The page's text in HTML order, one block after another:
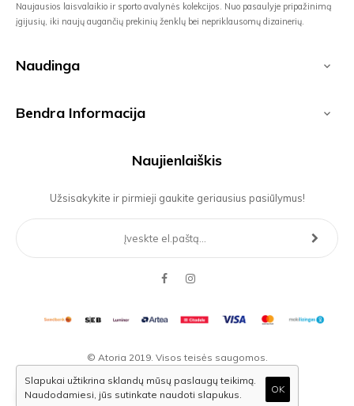
Naujausios laisvalaikio ir sporto avalynės kolekcijos. Nuo pasaulyje pripažinimą
įgijusių, iki naujų augančių prekinių ženklų bei nepriklausomų dizainerių.
Naudinga 
Bendra Informacija 
Naujienlaiškis
Užsisakykite ir pirmieji gaukite geriausius pasiūlymus!
Facebook
Slapukai užtikrina sklandų mūsų paslaugų teikimą.
Naudodamiesi, jūs sutinkate naudoti slapukus.
OK
© Atoria 2019. Visos teisės saugomos.
Sprendimas: elPresta|eCommerce solutions
0